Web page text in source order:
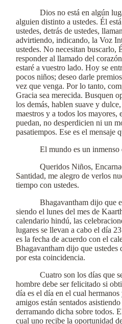
Dios no está en algún
alguien distinto a ustedes. Él
ustedes, detrás de ustedes,
advirtiendo, indicando, la Voz
ustedes. No necesitan buscarlo,
responder al llamado del
estaré a vuestro lado. Hoy se
pocos niños; deseo darle
vez que venga. Por lo tanto,
Gracia sea merecida. Busquen
los demás, hablen suave y
maestros y a todos los mayores,
puedan, no desperdicien ni un
pasatiempos. Ese es el mensaje
El mundo es un inmenso
Queridos Niños,
Santidad, me alegro de verlos
tiempo con ustedes.
Bhagavantham dijo que
siendo el lunes del mes de
calendario hindú, las
lugares se llevan a cabo el día
es la fecha de acuerdo con el
Bhagavantham dijo que ustedes
por esta coincidencia.
Cuatro son los días que
hombre debe ser felicitado si
día es el día en el cual
amigos están sentados
derramando dicha sobre todos.
cual uno recibe la oportunidad